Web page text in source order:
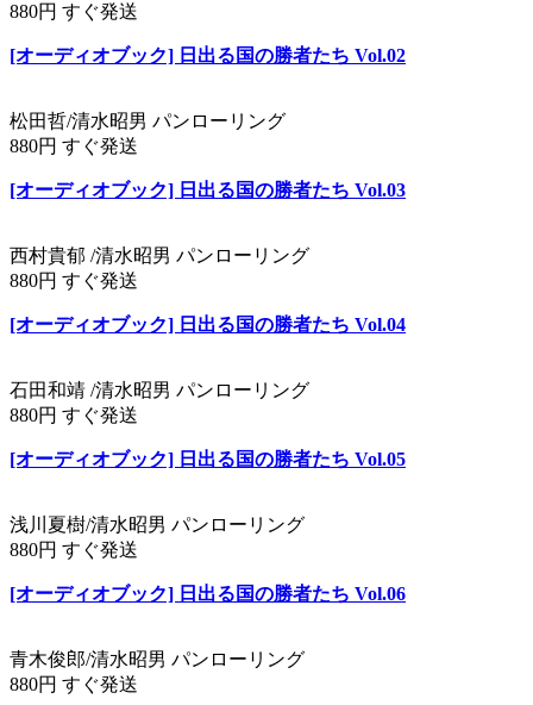
880円 すぐ発送
[オーディオブック] 日出る国の勝者たち Vol.02
松田哲/清水昭男 パンローリング
880円 すぐ発送
[オーディオブック] 日出る国の勝者たち Vol.03
西村貴郁 /清水昭男 パンローリング
880円 すぐ発送
[オーディオブック] 日出る国の勝者たち Vol.04
石田和靖 /清水昭男 パンローリング
880円 すぐ発送
[オーディオブック] 日出る国の勝者たち Vol.05
浅川夏樹/清水昭男 パンローリング
880円 すぐ発送
[オーディオブック] 日出る国の勝者たち Vol.06
青木俊郎/清水昭男 パンローリング
880円 すぐ発送